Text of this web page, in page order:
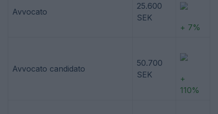
Avvocato
25.600
SEK
+ 7%
Avvocato candidato
50.700
SEK
+
110%